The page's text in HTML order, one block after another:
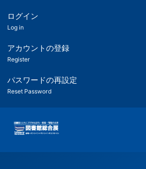
ツ
匿
名
ユ
ー
ー
用
メ
ログイン
Log in
アカウントの登録
Register
パスワードの再設定
Reset Password